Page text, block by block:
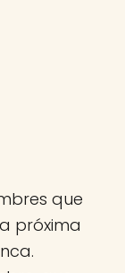
que
próxima